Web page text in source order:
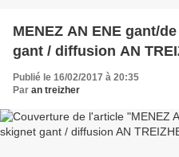
MENEZ AN ENE gant/
gant / diffusion AN
Publié le 16/02/2017 à 20:35
Par an treizher